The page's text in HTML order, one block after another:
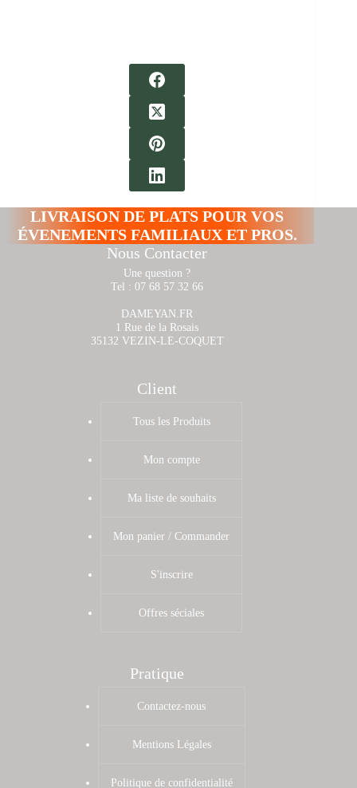
LIVRAISON DE PLATS POUR VOS
ÉVENEMENTS FAMILIAUX ET PROS.
Nous Contacter
Une question ?
Tel : 07 68 57 32 66
DAMEYAN.FR
1 Rue de la Rosais
35132 VEZIN-LE-COQUET
Client
Tous les Produits
Mon compte
Ma liste de souhaits
Mon panier / Commander
S'inscrire
Offres séciales
Pratique
Contactez-nous
Mentions Légales
Politique de confidentialité